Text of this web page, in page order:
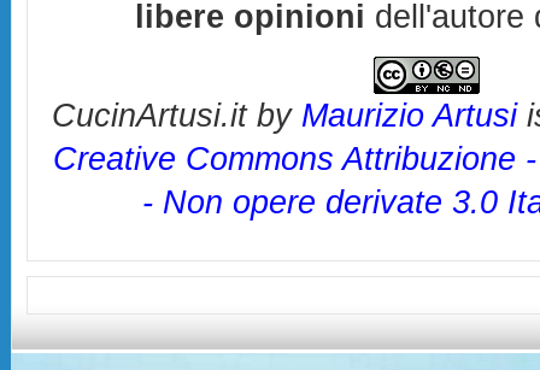
libere opinioni dell'autore
CucinArtusi.itby Maurizio Artusi
Creative Commons Attribuzione
- Non opere derivate 3.0